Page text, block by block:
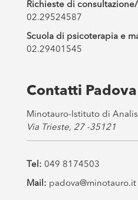
Richieste di
02.29524587
Scuola di psicoterapia e
02.29401545
Contatti Padova
Minotauro-Istituto di
Via Trieste, 27 -35121
Tel: 049 8174503
Mail: padova@minotauro.it